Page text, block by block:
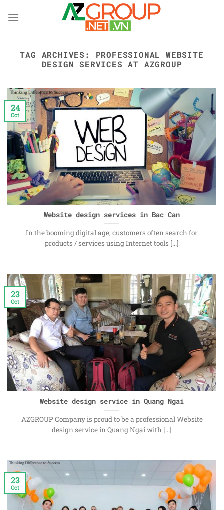
TAG ARCHIVES: PROFESSIONAL WEBSITE
DESIGN SERVICES AT AZGROUP
Website design services in Bac Can
In the booming digital age, customers often search for
products / services using Internet tools [...]
24
Oct
Website design service in Quang Ngai
AZGROUP Company is proud to be a professional Website
design service in Quang Ngai with [...]
23
Oct
23
Oct